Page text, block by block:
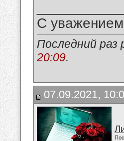
С
Последний раз
20:09.
07.09.2021,